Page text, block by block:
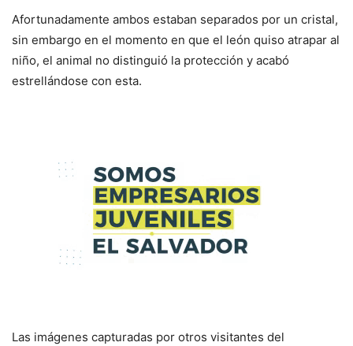
Afortunadamente ambos estaban separados por un cristal,
sin embargo en el momento en que el león quiso atrapar al
niño, el animal no distinguió la protección y acabó
estrellándose con esta.
Las imágenes capturadas por otros visitantes del